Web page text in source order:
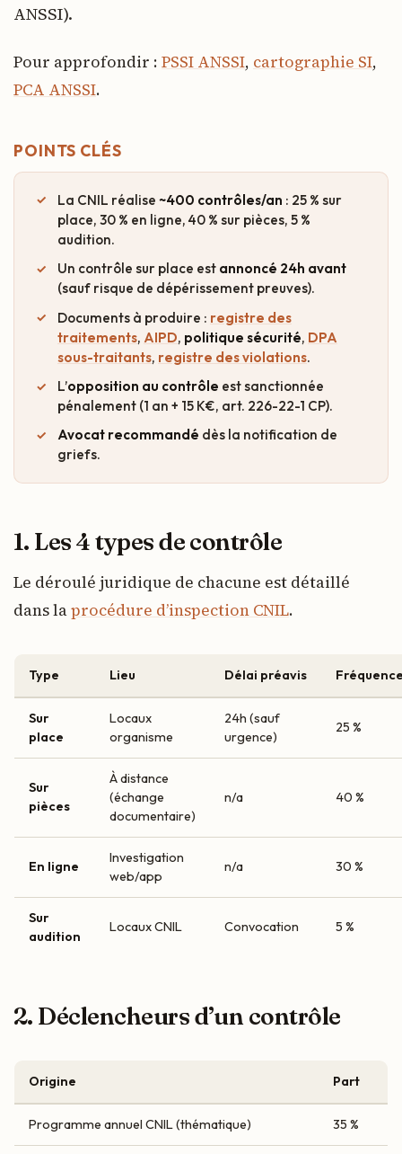
ANSSI).
Pour approfondir : PSSI ANSSI, cartographie SI,
PCA ANSSI.
POINTS CLÉS
La CNIL réalise ~400 contrôles/an : 25 % sur
place, 30 % en ligne, 40 % sur pièces, 5 %
audition.
Un contrôle sur place est annoncé 24h avant
(sauf risque de dépérissement preuves).
Documents à produire : registre des
traitements, AIPD, politique sécurité, DPA
sous-traitants, registre des violations.
L’opposition au contrôle est sanctionnée
pénalement (1 an + 15 K€, art. 226-22-1 CP).
Avocat recommandé dès la notification de
griefs.
1. Les 4 types de contrôle
Le déroulé juridique de chacune est détaillé
dans laprocédure d’inspection CNIL.
Type Lieu Délai préavis
Sur
place
Locaux
organisme
24h (sauf
urgence)
25 %
Sur
pièces
À distance
(échange
documentaire)
n/a 40 %
En ligne
Investigation
web/app
n/a 30 %
Sur
audition
Locaux CNIL Convocation 5 %
2. Déclencheurs d’un contrôle
Origine Part
Programme annuel CNIL (thématique) 35 %